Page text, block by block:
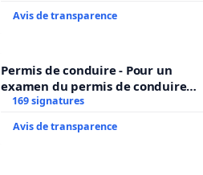
Avis de transparence
Permis de conduire - Pour un
examen du permis de conduire
accessible dans plusieurs langues à
169 signatures
Avis de transparence